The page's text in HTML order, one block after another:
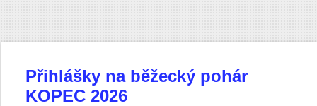
Přihlášky na běžecký pohár
KOPEC 2026